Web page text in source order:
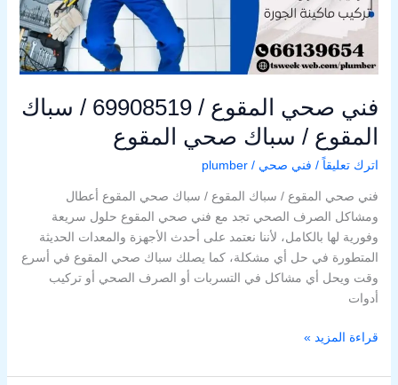
فني صحي المقوع / 69908519 / سباك
المقوع / سباك صحي المقوع
اترك تعليقاً / فني صحي /
plumber
فني صحي المقوع / سباك المقوع / سباك صحي المقوع أعطال
ومشاكل الصرف الصحي تجد مع فني صحي المقوع حلول سريعة
وفورية لها بالكامل، لأننا نعتمد على أحدث الأجهزة والمعدات الحديثة
المتطورة في حل أي مشكلة، كما يصلك سباك صحي المقوع في أسرع
وقت ويحل أي مشاكل في التسربات أو الصرف الصحي أو تركيب
أدوات
سباك
صحي
المقوع
قراءة المزيد »